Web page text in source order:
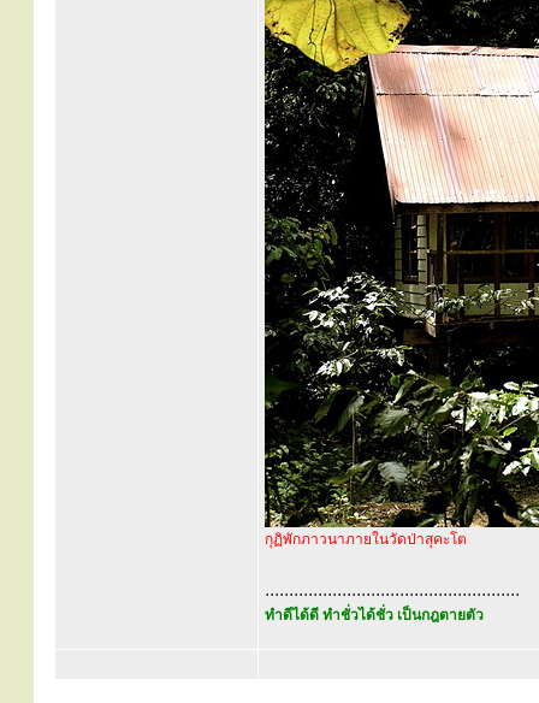
กุฏิพักภาวนาภายในวัดป่าสุคะโต
.....................................................
ทำดีได้ดี ทำชั่วได้ชั่ว เป็นกฎตายตัว